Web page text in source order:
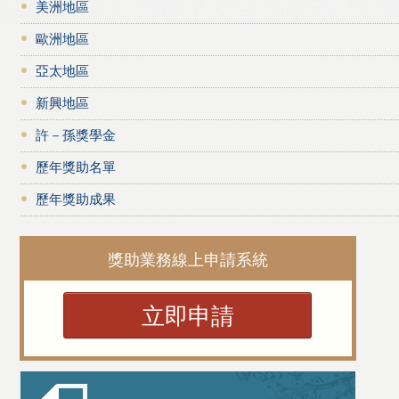
美洲地區
歐洲地區
亞太地區
新興地區
許－孫獎學金
歷年獎助名單
歷年獎助成果
獎助業務線上申請系統
立即申請